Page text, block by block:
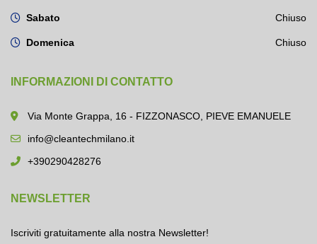
Sabato Chiuso
Domenica Chiuso
INFORMAZIONI DI CONTATTO
Via Monte Grappa, 16 - FIZZONASCO, PIEVE EMANUELE
info@cleantechmilano.it
+390290428276
NEWSLETTER
Iscriviti gratuitamente alla nostra Newsletter!